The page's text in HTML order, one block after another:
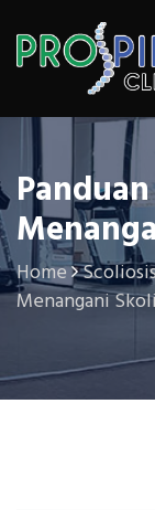
Home
Menangani